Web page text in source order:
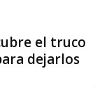
el truco
dejarlos